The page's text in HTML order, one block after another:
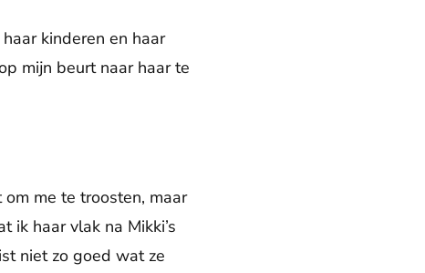
kinderen en haar
mijn beurt naar haar te
me te troosten, maar
ik haar vlak na Mikki’s
niet zo goed wat ze